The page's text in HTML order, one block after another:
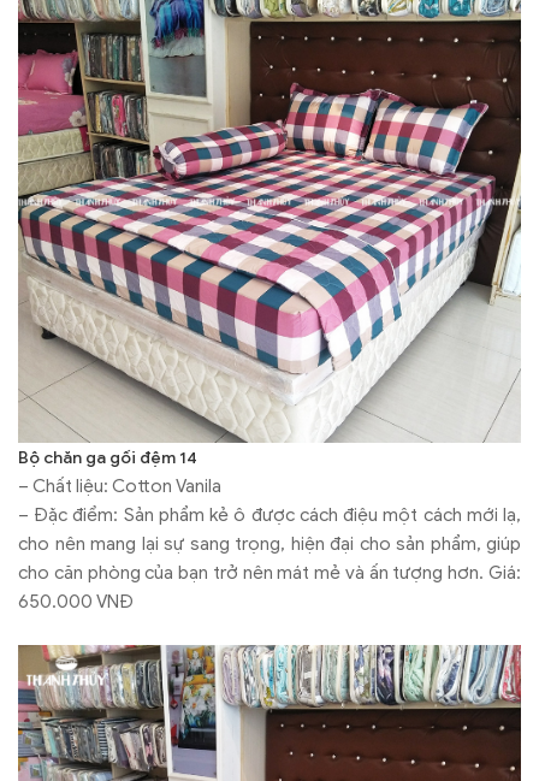
Bộ chăn ga gối đệm 14
– Chất liệu: Cotton Vanila
– Đặc điểm: Sản phẩm kẻ ô được cách điệu một cách mới lạ,
cho nên mang lại sự sang trọng, hiện đại cho sản phẩm, giúp
cho căn phòng của bạn trở nên mát mẻ và ấn tượng hơn. Giá:
650.000 VNĐ